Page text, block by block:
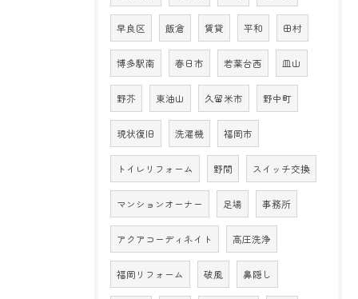
早良区 飯倉 賃貸 平和 田村
博多駅南 春日市 若葉台西 皿山
野芥 東油山 久留米市 野中町
現状復旧 洗濯機 福岡市
トイレリフォーム 野間 スイッチ交換
マンションオーナー 足場 事務所
アクアコーディネイト 高圧洗浄
福岡リフォーム 破風 鼻隠し